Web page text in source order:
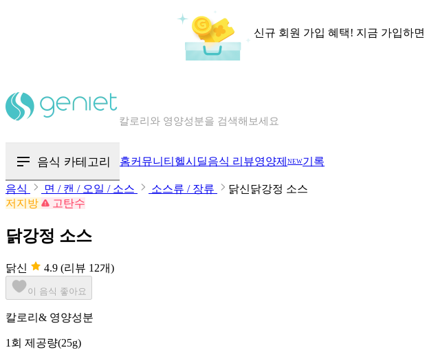
신규 회원 가입 혜택! 지금 가입하면
칼로리와 영양성분을 검색해보세요
음식 카테고리 홈커뮤니티 헬시딜음식 리뷰영양제 NEW기록
음식 면 / 캔 / 오일 / 소스 소스류 / 장류
닭신닭강정 소스
저지방
고탄수
닭강정 소스
닭신 4.9 (리뷰 12개)
이 음식 좋아요
칼로리& 영양성분
1회 제공량(25g)